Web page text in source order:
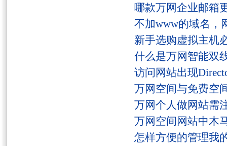
哪款万网企业邮箱
不加www的域名，
新手选购虚拟主机
什么是万网智能双
访问网站出现
万网空间与免费空
万网个人做网站需
万网空间网站中木
怎样方便的管理我